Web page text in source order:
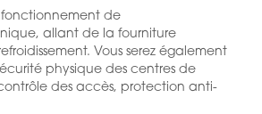
fonctionnement de
allant de la fourniture
Vous serez également
physique des centres de
des accès, protection anti-